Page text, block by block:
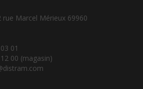
rue Marcel Mérieux 69960
01
00 (magasin)